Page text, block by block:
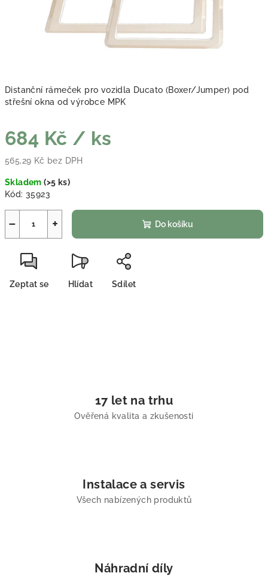
Distanční rámeček pro vozidla Ducato (Boxer/Jumper) pod
střešní okna od výrobce MPK
684 Kč / ks
565,29 Kč bez DPH
Skladem(>5 ks)
Kód: 35923
+
− Do košíku
Zeptat se Hlídat Sdílet
17 let na trhu
Ověřená kvalita a zkušenosti
Instalace a servis
Všech nabízených produktů
Náhradní díly